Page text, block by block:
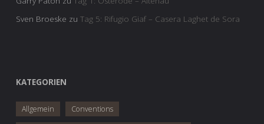
Sven Broeske zu Tag 5: Rifugio Giaf – Casera Laghet de Sora
KATEGORIEN
Allgemein Conventions